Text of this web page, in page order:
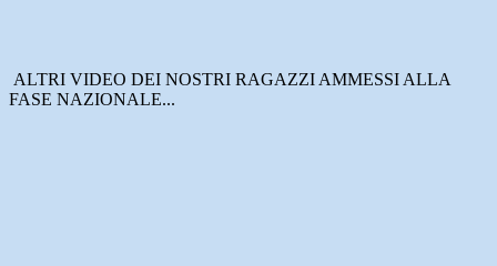
ALTRI VIDEO DEI NOSTRI RAGAZZI AMMESSI ALLA
FASE NAZIONALE...